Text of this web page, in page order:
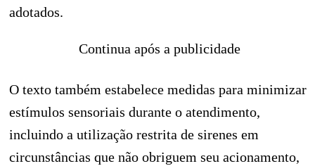
adotados.
Continua após a publicidade
O texto também estabelece medidas para minimizar
estímulos sensoriais durante o atendimento,
incluindo a utilização restrita de sirenes em
circunstâncias que não obriguem seu acionamento,